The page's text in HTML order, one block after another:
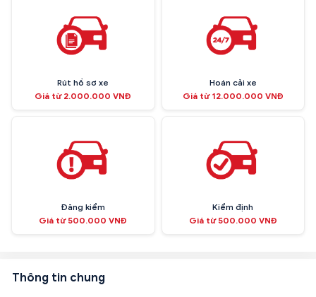
Rút hồ sơ xe
Giá từ 2.000.000 VNĐ
Hoán cải xe
Giá từ 12.000.000 VNĐ
Đăng kiểm
Giá từ 500.000 VNĐ
Kiểm định
Giá từ 500.000 VNĐ
Thông tin chung